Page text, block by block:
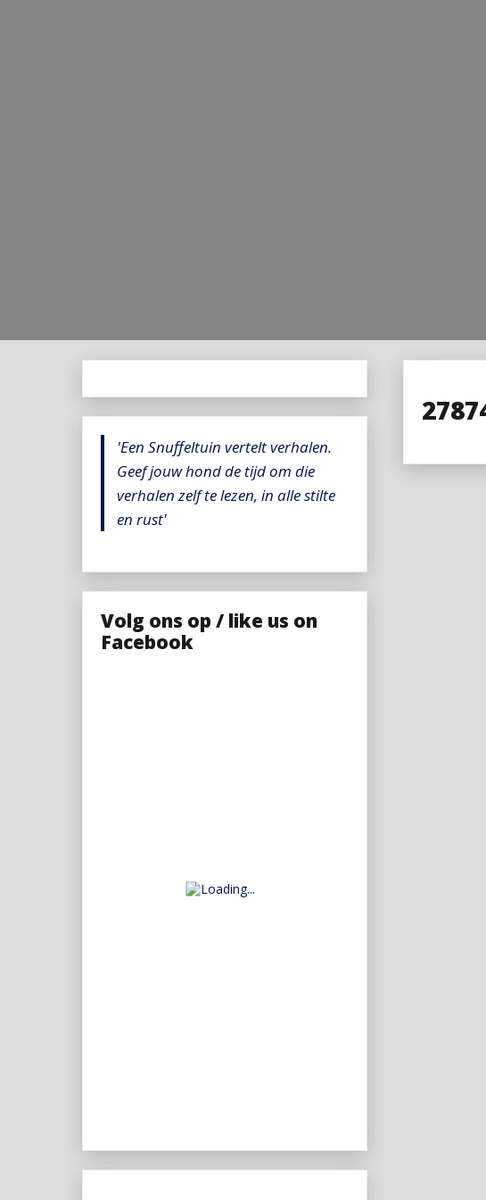
'Een Snuffeltuin vertelt verhalen.
Geef jouw hond de tijd om die
verhalen zelf te lezen, in alle stilte
en rust'
Volg ons op / like us on
Facebook